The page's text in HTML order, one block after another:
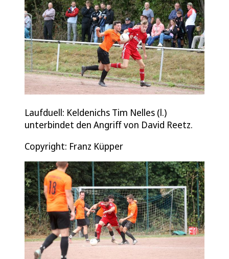
Laufduell: Keldenichs Tim Nelles (l.)
unterbindet den Angriff von David Reetz.
Copyright: Franz Küpper